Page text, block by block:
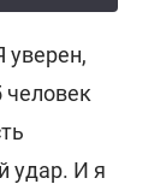
уверен,
удар. И я